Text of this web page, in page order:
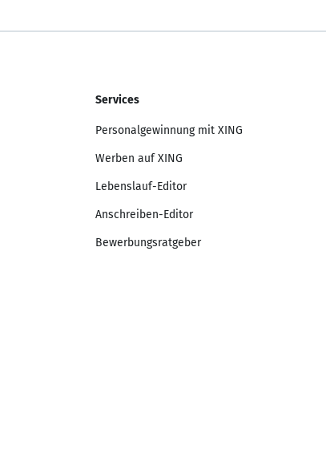
Services
Personalgewinnung mit XING
Werben auf XING
Lebenslauf-Editor
Anschreiben-Editor
Bewerbungsratgeber